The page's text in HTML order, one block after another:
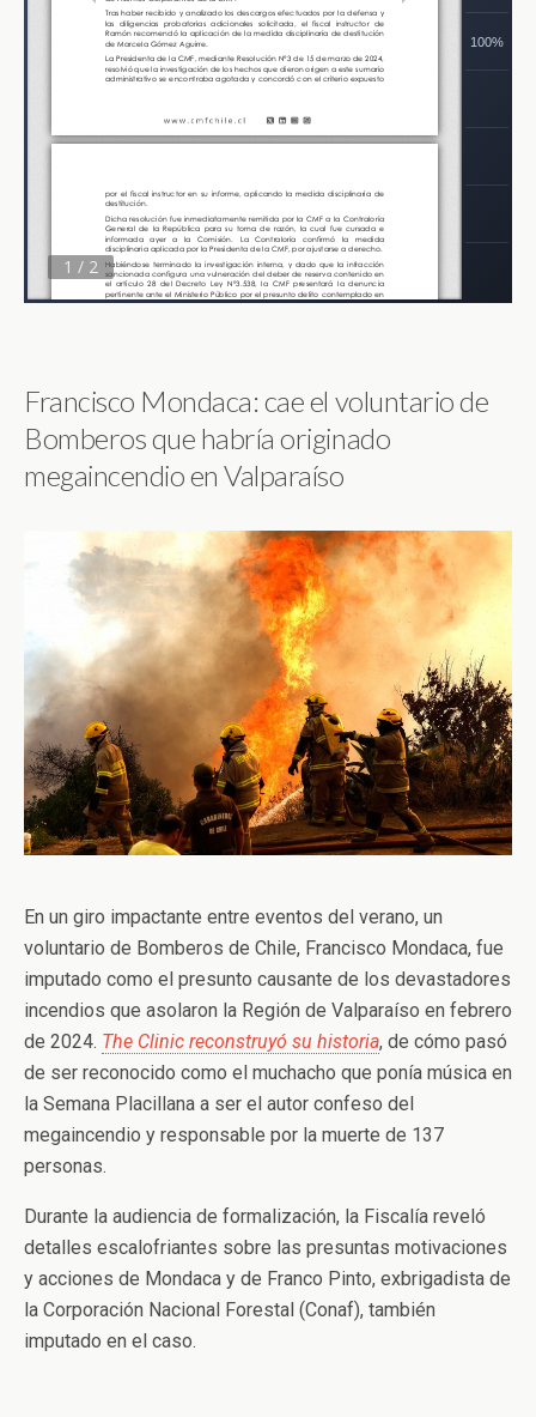
Francisco Mondaca: cae el voluntario de
Bomberos que habría originado
megaincendio en Valparaíso
En un giro impactante entre eventos del verano, un
voluntario de Bomberos de Chile, Francisco Mondaca, fue
imputado como el presunto causante de los devastadores
incendios que asolaron la Región de Valparaíso en febrero
de 2024. The Clinic reconstruyó su historia, de cómo pasó
de ser reconocido como el muchacho que ponía música en
la Semana Placillana a ser el autor confeso del
megaincendio y responsable por la muerte de 137
personas.
Durante la audiencia de formalización, la Fiscalía reveló
detalles escalofriantes sobre las presuntas motivaciones
y acciones de Mondaca y de Franco Pinto, exbrigadista de
la Corporación Nacional Forestal (Conaf), también
imputado en el caso.